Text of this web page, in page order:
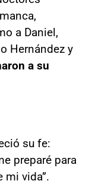
a Daniel,
Hernández y
a su
su fe:
preparé para
mi vida”.